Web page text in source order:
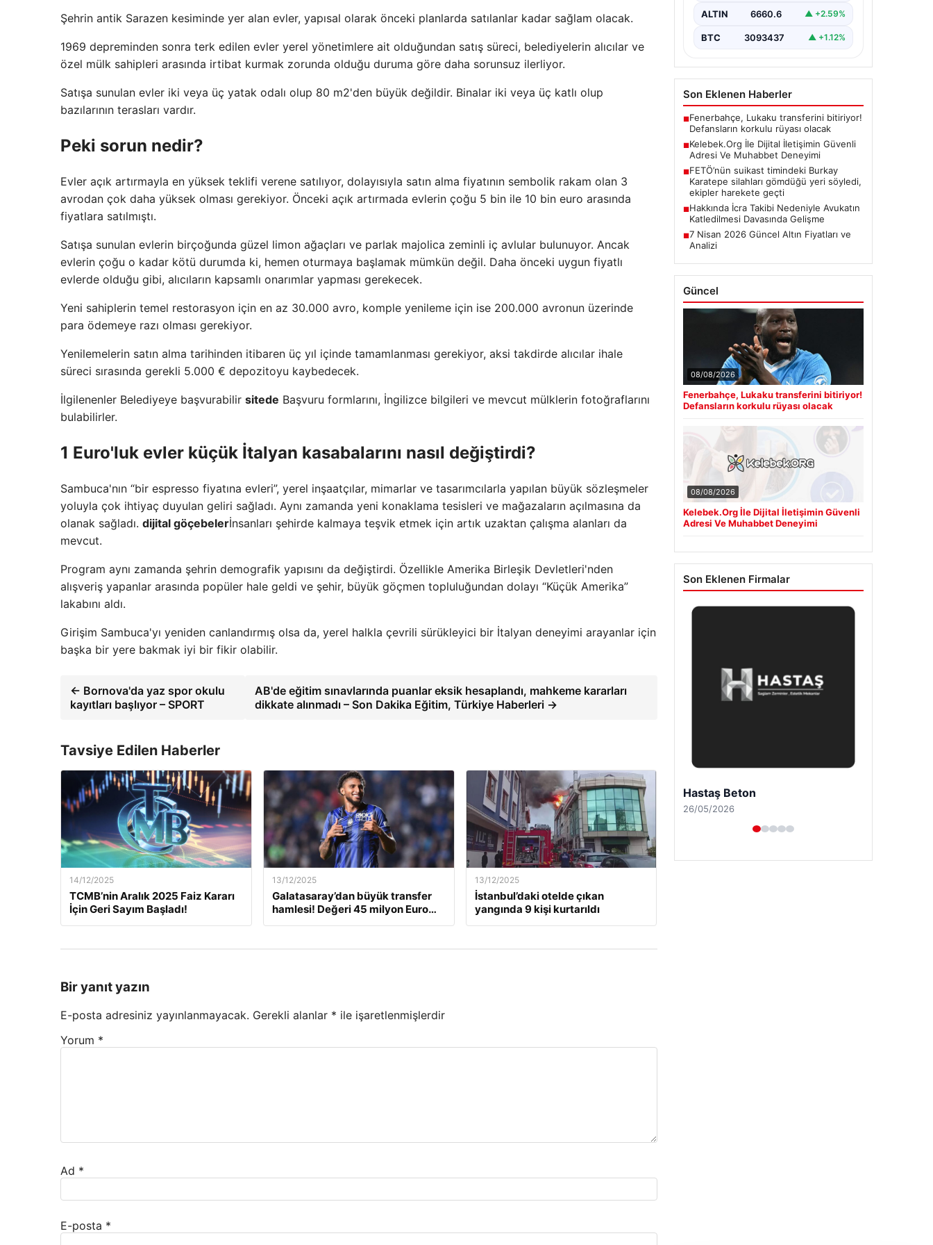
Şehrin antik Sarazen kesiminde yer alan evler, yapısal olarak önceki planlarda satılanlar kadar sağlam olacak.
1969 depreminden sonra terk edilen evler yerel yönetimlere ait olduğundan satış süreci, belediyelerin alıcılar ve
özel mülk sahipleri arasında irtibat kurmak zorunda olduğu duruma göre daha sorunsuz ilerliyor.
Satışa sunulan evler iki veya üç yatak odalı olup 80 m2'den büyük değildir. Binalar iki veya üç katlı olup
bazılarının terasları vardır.
Peki sorun nedir?
Evler açık artırmayla en yüksek teklifi verene satılıyor, dolayısıyla satın alma fiyatının sembolik rakam olan 3
avrodan çok daha yüksek olması gerekiyor. Önceki açık artırmada evlerin çoğu 5 bin ile 10 bin euro arasında
fiyatlara satılmıştı.
Satışa sunulan evlerin birçoğunda güzel limon ağaçları ve parlak majolica zeminli iç avlular bulunuyor. Ancak
evlerin çoğu o kadar kötü durumda ki, hemen oturmaya başlamak mümkün değil. Daha önceki uygun fiyatlı
evlerde olduğu gibi, alıcıların kapsamlı onarımlar yapması gerekecek.
Yeni sahiplerin temel restorasyon için en az 30.000 avro, komple yenileme için ise 200.000 avronun üzerinde
para ödemeye razı olması gerekiyor.
Yenilemelerin satın alma tarihinden itibaren üç yıl içinde tamamlanması gerekiyor, aksi takdirde alıcılar ihale
süreci sırasında gerekli 5.000 € depozitoyu kaybedecek.
İlgilenenler Belediyeye başvurabilir sitede Başvuru formlarını, İngilizce bilgileri ve mevcut mülklerin fotoğraflarını
bulabilirler.
1 Euro'luk evler küçük İtalyan kasabalarını nasıl değiştirdi?
Sambuca'nın “bir espresso fiyatına evleri”, yerel inşaatçılar, mimarlar ve tasarımcılarla yapılan büyük sözleşmeler
yoluyla çok ihtiyaç duyulan geliri sağladı. Aynı zamanda yeni konaklama tesisleri ve mağazaların açılmasına da
olanak sağladı. dijital göçebelerİnsanları şehirde kalmaya teşvik etmek için artık uzaktan çalışma alanları da
mevcut.
Program aynı zamanda şehrin demografik yapısını da değiştirdi. Özellikle Amerika Birleşik Devletleri'nden
alışveriş yapanlar arasında popüler hale geldi ve şehir, büyük göçmen topluluğundan dolayı “Küçük Amerika”
lakabını aldı.
Girişim Sambuca'yı yeniden canlandırmış olsa da, yerel halkla çevrili sürükleyici bir İtalyan deneyimi arayanlar için
başka bir yere bakmak iyi bir fikir olabilir.
← Bornova'da yaz spor okulu
kayıtları başlıyor – SPORT
AB'de eğitim sınavlarında puanlar eksik hesaplandı, mahkeme kararları
dikkate alınmadı – Son Dakika Eğitim, Türkiye Haberleri →
Tavsiye Edilen Haberler
14/12/2025
TCMB’nin Aralık 2025 Faiz Kararı
İçin Geri Sayım Başladı!
13/12/2025
Galatasaray’dan büyük transfer
hamlesi! Değeri 45 milyon Euro…
13/12/2025
İstanbul’daki otelde çıkan
yangında 9 kişi kurtarıldı
Bir yanıt yazın
E-posta adresiniz yayınlanmayacak. Gerekli alanlar * ile işaretlenmişlerdir
Yorum *
Ad *
E-posta *
birçok…
ALTIN 6660.6 ▲ +2.59%
BTC 3093437 ▲ +1.12%
Son Eklenen Haberler
■Fenerbahçe, Lukaku transferini bitiriyor!
Defansların korkulu rüyası olacak
■Kelebek.Org İle Dijital İletişimin Güvenli
Adresi Ve Muhabbet Deneyimi
■FETÖ’nün suikast timindeki Burkay
Karatepe silahları gömdüğü yeri söyledi,
ekipler harekete geçti
■Hakkında İcra Takibi Nedeniyle Avukatın
Katledilmesi Davasında Gelişme
■7 Nisan 2026 Güncel Altın Fiyatları ve
Analizi
Güncel
08/08/2026
Fenerbahçe, Lukaku transferini bitiriyor!
Defansların korkulu rüyası olacak
08/08/2026
Kelebek.Org İle Dijital İletişimin Güvenli
Adresi Ve Muhabbet Deneyimi
Son Eklenen Firmalar
Enes Kaplan Avukatlık Bürosu
28/04/2026